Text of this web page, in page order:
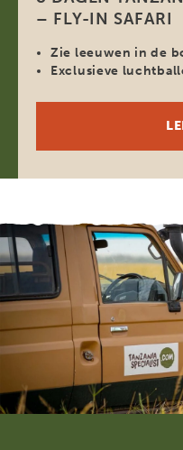
– FLY-IN SAFARI
Zie leeuwen in de
Exclusieve